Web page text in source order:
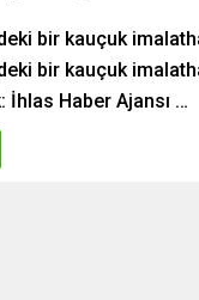
bir kauçuk
bir kauçuk
Haber Ajansı …